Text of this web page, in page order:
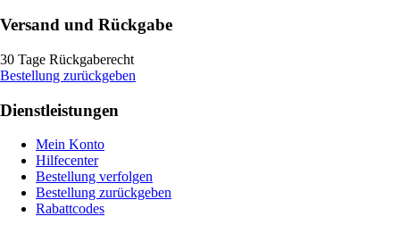
Versand und Rückgabe
30 Tage Rückgaberecht
Bestellung zurückgeben
Dienstleistungen
Mein Konto
Hilfecenter
Bestellung verfolgen
Bestellung zurückgeben
Rabattcodes